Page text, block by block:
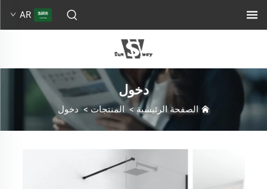
AR
دخول
الصفحة الرئيسية> المنتجات> دخول